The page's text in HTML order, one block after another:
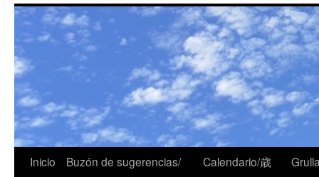
Inicio
Buzón de sugerencias/
Calendario/歳